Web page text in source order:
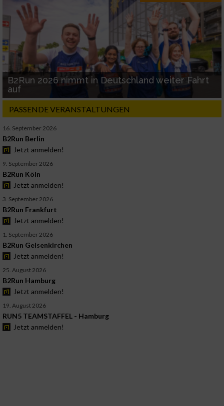
B2Run 2026 nimmt in Deutschland weiter Fahrt
auf
PASSENDE VERANSTALTUNGEN
16. September 2026
B2Run Berlin
Jetzt anmelden!
9. September 2026
B2Run Köln
Jetzt anmelden!
3. September 2026
B2Run Frankfurt
Jetzt anmelden!
1. September 2026
B2Run Gelsenkirchen
Jetzt anmelden!
25. August 2026
B2Run Hamburg
Jetzt anmelden!
19. August 2026
RUN5 TEAMSTAFFEL - Hamburg
Jetzt anmelden!